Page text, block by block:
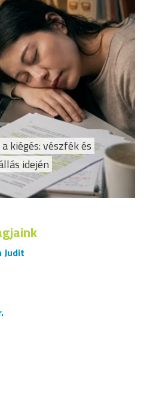
kiégés: vészfék és
idején
Judit